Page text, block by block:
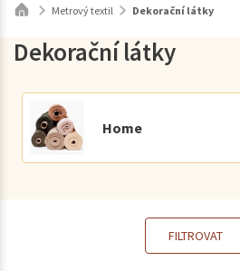
Metrový textil Dekorační látky
Dekorační látky
Home
FILTROVAT